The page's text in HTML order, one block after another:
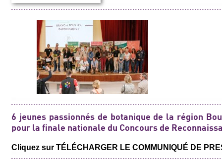
6 jeunes passionnés de botanique de la région
pour la finale nationale du Concours de
Cliquez sur TÉLÉCHARGER LE COMMUNIQUÉ DE